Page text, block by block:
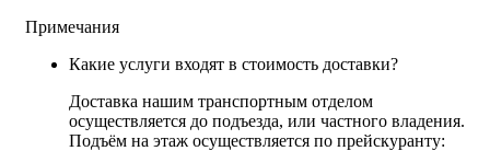
Примечания
Какие услуги входят в стоимость доставки?
Доставка нашим транспортным отделом
осуществляется до подъезда, или частного владения.
Подъём на этаж осуществляется по прейскуранту: